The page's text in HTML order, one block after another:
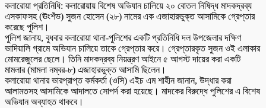
কলারোয়া প্রতিনিধি: কলারোয়ায় বিশেষ অভিযান চালিয়ে ২০ বোতল নিষিদ্ধ মাদকদ্রব্য
এসকাফসহ (ঊংশঁভ) সুজন হোসেন (২৮) নামের এক এজাহারভুক্ত আসামিকে গ্রেপ্তার
করেছে পুলিশ।
পুলিশ জানায়, বুধবার কলারোয়া থানা-পুলিশের একটি প্রতিনিধি দল উপজেলার দক্ষিণ
ভাদিয়ালি গ্রামে অভিযান চালিয়ে তাকে গ্রেপ্তার করে। গ্রেপ্তারকৃত সুজন ওই এলাকার
মোমরেজুলের ছেলে। তিনি মাদকদ্রব্য নিয়ন্ত্রণ আইনে ৫ আগস্ট দায়ের করা একটি
মামলার (মামলা নম্বর-৮) এজাহারভুক্ত আসামি ছিলেন।
কলারোয়া থানার ভারপ্রাপ্ত কর্মকর্তা (ওসি) এইচ এম শাহীন জানান, উদ্ধার করা
আলামতসহ আসামিকে আদালতে সোপর্দ করা হয়েছে। মাদকের বিরুদ্ধে পুলিশের এ বিশেষ
অভিযান অব্যাহত থাকবে।